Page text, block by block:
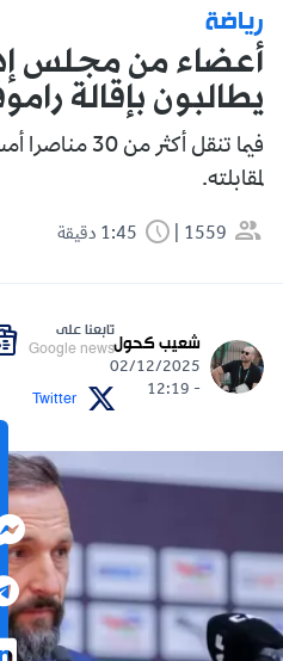
رياضة
أعضاء من مجلس
يطالبون بإقالة
فيما تنقل
لمقابلته.
1559
شعيب كحول
02/12/2025
- 12:19
تابعنا على
Google news
Twitter